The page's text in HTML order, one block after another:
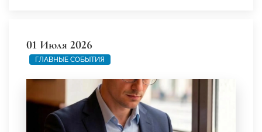
01 Июля 2026
ГЛАВНЫЕ СОБЫТИЯ